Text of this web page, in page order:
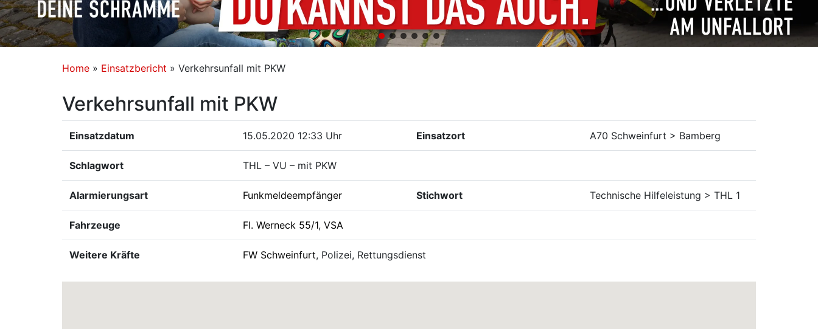
Home » Einsatzbericht » Verkehrsunfall mit PKW
Verkehrsunfall mit PKW
Einsatzdatum 15.05.2020 12:33 Uhr Einsatzort A70 Schweinfurt > Bamberg
Schlagwort THL – VU – mit PKW
Alarmierungsart Funkmeldeempfänger Stichwort Technische Hilfeleistung > THL 1
Fahrzeuge Fl. Werneck 55/1, VSA
Weitere Kräfte FW Schweinfurt, Polizei, Rettungsdienst